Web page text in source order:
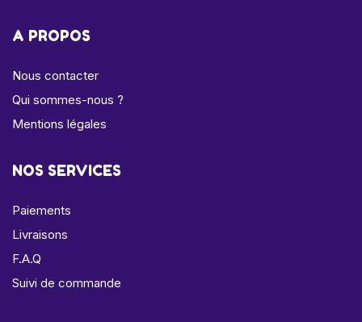
A PROPOS
Nous contacter
Qui sommes-nous ?
Mentions légales
NOS SERVICES
Paiements
Livraisons
F.A.Q
Suivi de commande